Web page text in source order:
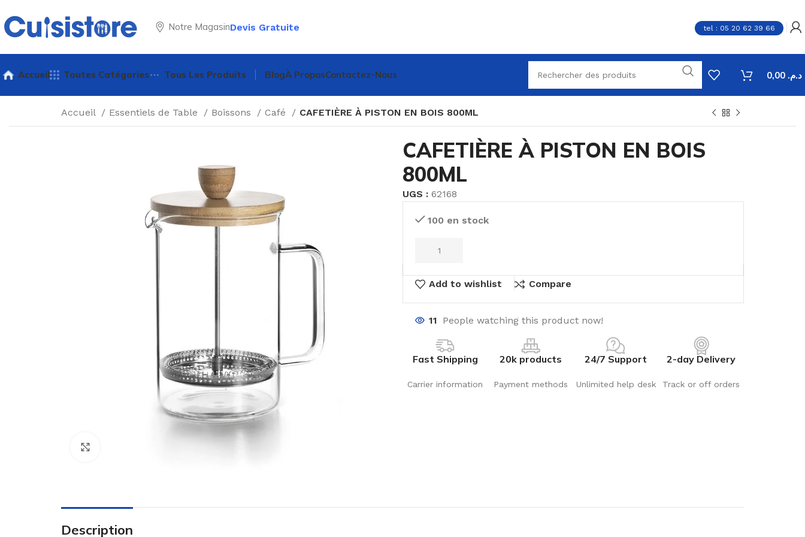
Notre MagasinDevis Gratuite tel : 05 20 62 39 66
Accueil Toutes Catégories Tous Les Produits BlogÀ ProposContactez-Nous د.م.
Accueil Essentiels de Table Boissons Café CAFETIÈRE À PISTON EN BOIS 800ML
CAFETIÈRE À PISTON EN BOIS
800ML
UGS : 62168
100 en stock
Add to wishlist Compare
11 People watching this product now!
Fast Shipping
Carrier information
20k products
Payment methods
24/7 Support
Unlimited help desk
2-day Delivery
Track or off orders
Description